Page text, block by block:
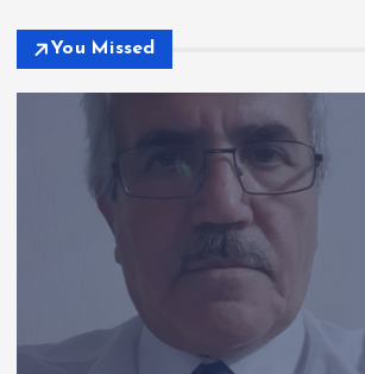
You Missed